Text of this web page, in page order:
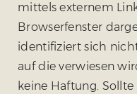
mittels externem
Browserfenster
identifiziert sich
auf die verwiesen
keine Haftung.